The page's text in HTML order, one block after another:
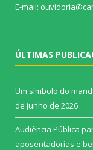
E-mail:
ÚLTIMAS
Um símbolo do
de junho de 2026
Audiência Pública
aposentadorias e